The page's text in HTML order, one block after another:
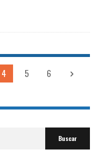
4 5 6